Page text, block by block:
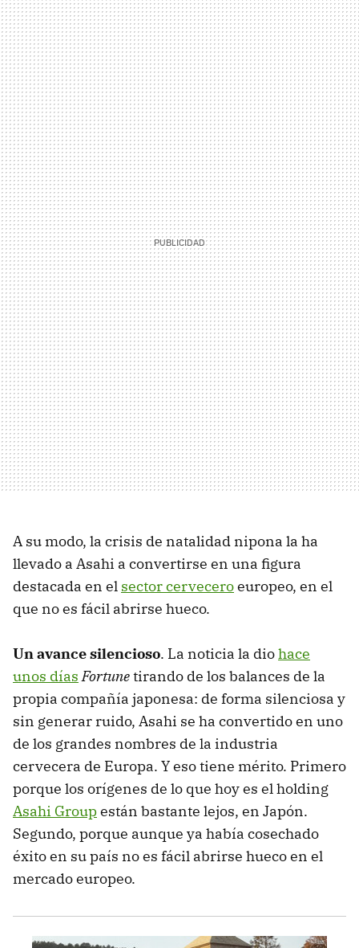
A su modo, la crisis de natalidad nipona la ha
llevado a Asahi a convertirse en una figura
destacada en el sector cerveceroeuropeo, en el
que no es fácil abrirse hueco.
Un avance silencioso. La noticia la diohace
unos días Fortunetirando de los balances de la
propia compañía japonesa: de forma silenciosa y
sin generar ruido, Asahi se ha convertido en uno
de los grandes nombres de la industria
cervecera de Europa. Y eso tiene mérito. Primero
porque los orígenes de lo que hoy es el holding
Asahi Groupestán bastante lejos, en Japón.
Segundo, porque aunque ya había cosechado
éxito en su país no es fácil abrirse hueco en el
mercado europeo.